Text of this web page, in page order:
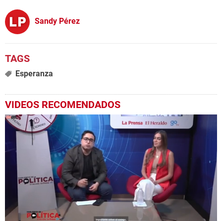
Sandy Pérez
Esperanza
VIDEOS RECOMENDADOS